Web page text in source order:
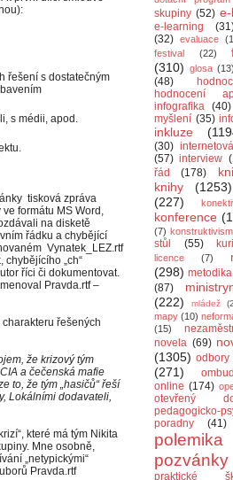
řešení s dostatečným
s médii, apod.
tisková zpráva
formátu MS Word,
na disketě
řádku a chybějící
Vynatek_LEZ.rtf
„ch“
říci či dokumentovat.
Pravda.rtf –
řešených
že krizový tým
a čečenská mafie
to, že tým „hasičů“ řeší
Lokálními dodavateli,
které má tým Nikita
Mne osobně,
„netypickými“
Pravda.rtf
skupiny (52)
e-learning
(32) evaluace
festival
(22)
(310) glosa (13)
(48)
hodnocení
infografika (40)
myšlení (35)
inkluze
(30)
(57) interview
řád
(178)
knihy
(1253)
(227)
konference
(7)
stůl
(55)
licence (7)
(298) metodika
(87)
(222)
mládež
mapy (10)
(15)
novela (69)
(1305) odbory
(271)
online (174)
otevřený
pedagogicko-
poradny
(41)
polemika
pozvánky
praktické